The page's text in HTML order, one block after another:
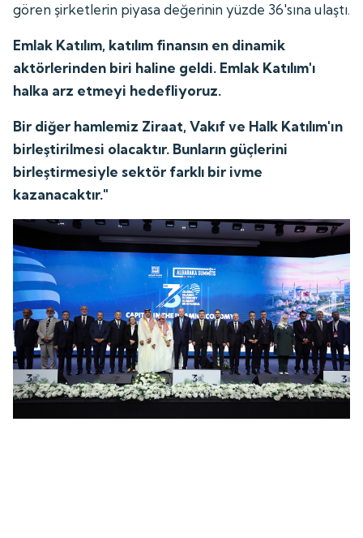
gören şirketlerin piyasa değerinin yüzde 36'sına ulaştı.
Emlak Katılım, katılım finansın en dinamik
aktörlerinden biri haline geldi. Emlak Katılım'ı
halka arz etmeyi hedefliyoruz.
Bir diğer hamlemiz Ziraat, Vakıf ve Halk Katılım'ın
birleştirilmesi olacaktır. Bunların güçlerini
birleştirmesiyle sektör farklı bir ivme
kazanacaktır."